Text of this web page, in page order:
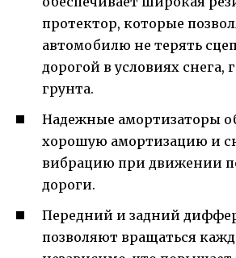
протектор, которые
автомобилю не терять
дорогой в условиях снега,
грунта.
Надежные амортизаторы
хорошую амортизацию и
вибрацию при движении
дороги.
Передний и задний
позволяют вращаться